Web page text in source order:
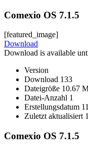
Comexio OS 7.1.5
[featured_image]
Download
Download is available
Version
Download 133
Dateigröße 10.67
Datei-Anzahl 1
Erstellungsdatum
Zuletzt aktualisiert
Comexio OS 7.1.5